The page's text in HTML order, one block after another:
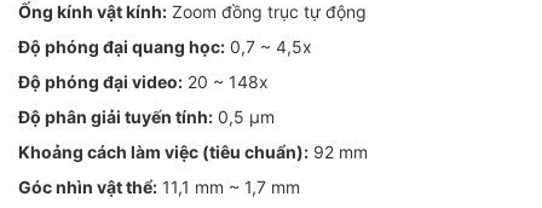
Ống kính vật kính: Zoom đồng trục tự động
Độ phóng đại quang học: 0,7 ~ 4,5x
Độ phóng đại video: 20 ~ 148x
Độ phân giải tuyến tính: 0,5 µm
Khoảng cách làm việc (tiêu chuẩn): 92 mm
Góc nhìn vật thể: 11,1 mm ~ 1,7 mm